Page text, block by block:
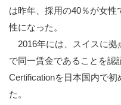
は昨年、採用の40％が女
性になった。
2016年には、スイスに
で同一賃金であることを認
Certificationを日本国内で
た。